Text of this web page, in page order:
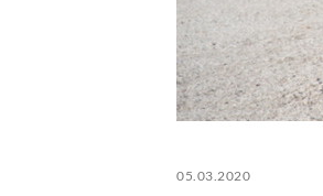
05.03.2020